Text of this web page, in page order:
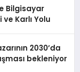
Bilgisayar
Karlı Yolu
2030’da
bekleniyor